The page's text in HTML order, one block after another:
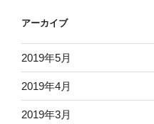
アーカイブ
2019年5月
2019年4月
2019年3月